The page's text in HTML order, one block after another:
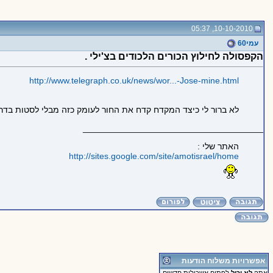
10-10-2010, 05:37
עמי60
הקפסולה לחילוץ הכורים הלכודים בצ'ילי .
http://www.telegraph.co.uk/news/wor...-Jose-mine.html
לא ברור לי כיצד המקדח קדח את החור לעומק כזה מבלי לסטות
האתר שלי :
http://sites.google.com/site/amotisrael/home
אפשרויות משלוח הודעות